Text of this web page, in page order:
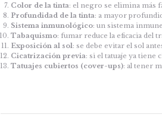
Color de la tinta: el negro se elimina más
Profundidad de la tinta: a mayor
Sistema inmunológico: un sistema
Tabaquismo: fumar reduce la eficacia del
Exposición al sol: se debe evitar el sol
Cicatrización previa: si el tatuaje ya tiene
Tatuajes cubiertos (cover-ups): al tener